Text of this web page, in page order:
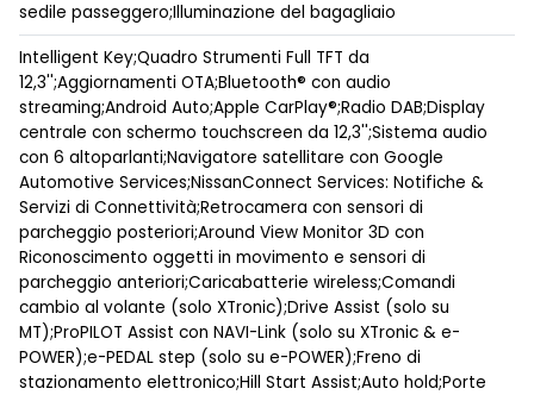
sedile passeggero;Illuminazione del bagagliaio
Intelligent Key;Quadro Strumenti Full TFT da
12,3'';Aggiornamenti OTA;Bluetooth® con audio
streaming;Android Auto;Apple CarPlay®;Radio DAB;Display
centrale con schermo touchscreen da 12,3'';Sistema audio
con 6 altoparlanti;Navigatore satellitare con Google
Automotive Services;NissanConnect Services: Notifiche &
Servizi di Connettività;Retrocamera con sensori di
parcheggio posteriori;Around View Monitor 3D con
Riconoscimento oggetti in movimento e sensori di
parcheggio anteriori;Caricabatterie wireless;Comandi
cambio al volante (solo XTronic);Drive Assist (solo su
MT);ProPILOT Assist con NAVI-Link (solo su XTronic & e-
POWER);e-PEDAL step (solo su e-POWER);Freno di
stazionamento elettronico;Hill Start Assist;Auto hold;Porte